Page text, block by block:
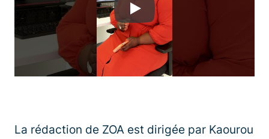
Play
La rédaction de ZOA est dirigée par Kaourou